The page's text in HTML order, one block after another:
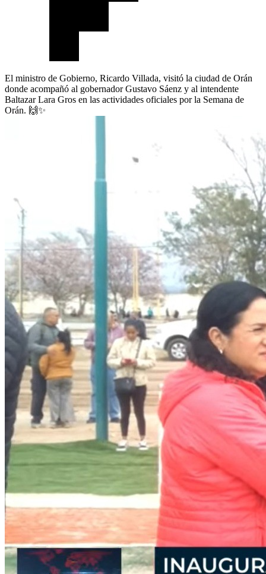
El ministro de Gobierno, Ricardo Villada, visitó la ciudad de Orán
donde acompañó al gobernador Gustavo Sáenz y al intendente
Baltazar Lara Gros en las actividades oficiales por la Semana de
Orán. 🙌✨